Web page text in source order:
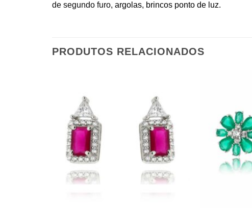
de segundo furo, argolas, brincos ponto de luz.
PRODUTOS RELACIONADOS